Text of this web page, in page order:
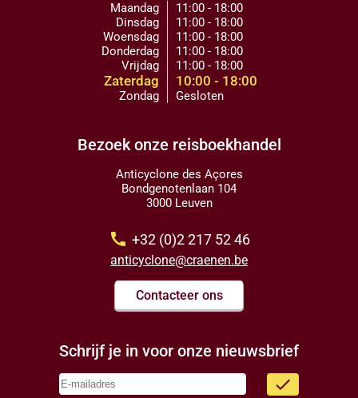
Maandag
Dinsdag
Woensdag
Donderdag
Vrijdag
Zaterdag
Zondag
11:00 - 18:00
11:00 - 18:00
11:00 - 18:00
11:00 - 18:00
11:00 - 18:00
10:00 - 18:00
Gesloten
Bezoek onze reisboekhandel
Anticyclone des Açores
Bondgenotenlaan 104
3000 Leuven
call +32 (0)2 217 52 46
anticyclone@craenen.be
Contacteer ons
Schrijf je in voor onze nieuwsbrief
done